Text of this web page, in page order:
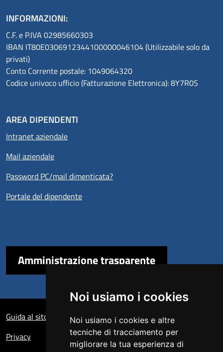
Noi usiamo i cookies
Noi usiamo i cookies e altre
tecniche di tracciamento per
migliorare la tua esperienza di
INFORMAZIONI:
C.F. e P.IVA 02985660303
IBAN IT80E0306912344100000046104 (Utilizzabile solo da
privati)
Conto Corrente postale: 1049064320
Codice univoco ufficio (Fatturazione Elettronica): 8Y7R0S
AREA DIPENDENTI
Intranet aziendale
Mail aziendale
Password PC/mail dimenticata?
Portale del dipendente
Amministrazione trasparente
Guida al sito
Privacy